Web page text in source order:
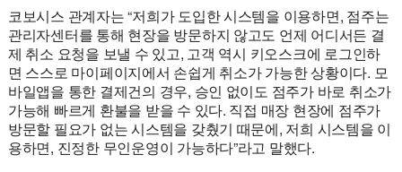
코보시스 관계자는 “저희가 도입한 시스템을 이용하면, 점주는
관리자센터를 통해 현장을 방문하지 않고도 언제 어디서든 결
제 취소 요청을 보낼 수 있고, 고객 역시 키오스크에 로그인하
면 스스로 마이페이지에서 손쉽게 취소가 가능한 상황이다. 모
바일앱을 통한 결제건의 경우, 승인 없이도 점주가 바로 취소가
가능해 빠르게 환불을 받을 수 있다. 직접 매장 현장에 점주가
방문할 필요가 없는 시스템을 갖췄기 때문에, 저희 시스템을 이
용하면, 진정한 무인운영이 가능하다”라고 말했다.